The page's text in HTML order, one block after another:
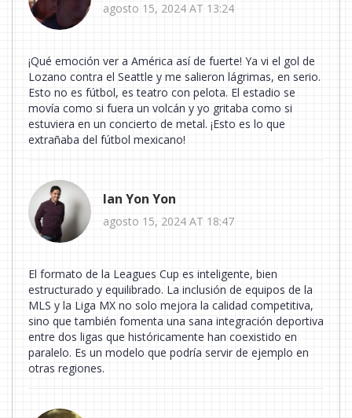
agosto 15, 2024 AT 13:24
¡Qué emoción ver a América así de fuerte! Ya vi el gol de
Lozano contra el Seattle y me salieron lágrimas, en serio.
Esto no es fútbol, es teatro con pelota. El estadio se
movía como si fuera un volcán y yo gritaba como si
estuviera en un concierto de metal. ¡Esto es lo que
extrañaba del fútbol mexicano!
Ian Yon Yon
agosto 15, 2024 AT 18:47
El formato de la Leagues Cup es inteligente, bien
estructurado y equilibrado. La inclusión de equipos de la
MLS y la Liga MX no solo mejora la calidad competitiva,
sino que también fomenta una sana integración deportiva
entre dos ligas que históricamente han coexistido en
paralelo. Es un modelo que podría servir de ejemplo en
otras regiones.